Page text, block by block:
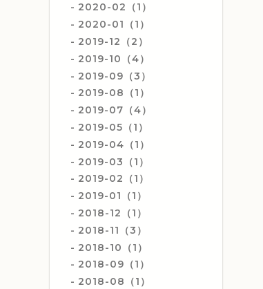
2020-02（1）
2020-01（1）
2019-12（2）
2019-10（4）
2019-09（3）
2019-08（1）
2019-07（4）
2019-05（1）
2019-04（1）
2019-03（1）
2019-02（1）
2019-01（1）
2018-12（1）
2018-11（3）
2018-10（1）
2018-09（1）
2018-08（1）